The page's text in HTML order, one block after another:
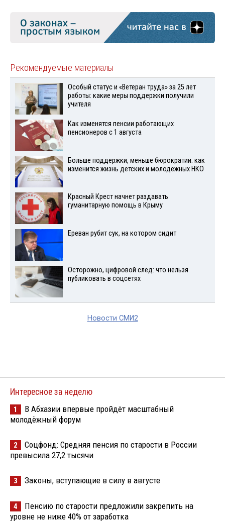
Рекомендуемые материалы
Особый статус и «Ветеран труда» за 25 лет
работы: какие меры поддержки получили
учителя
Как изменятся пенсии работающих
пенсионеров с 1 августа
Больше поддержки, меньше бюрократии: как
изменится жизнь детских и молодежных НКО
Красный Крест начнет раздавать
гуманитарную помощь в Крыму
Ереван рубит сук, на котором сидит
Осторожно, цифровой след: что нельзя
публиковать в соцсетях
Новости СМИ2
Интересное за неделю
1
В Абхазии впервые пройдёт масштабный
молодёжный форум
2
Соцфонд: Средняя пенсия по старости в России
превысила 27,2 тысячи
3 Законы, вступающие в силу в августе
4
Пенсию по старости предложили закрепить на
уровне не ниже 40% от заработка